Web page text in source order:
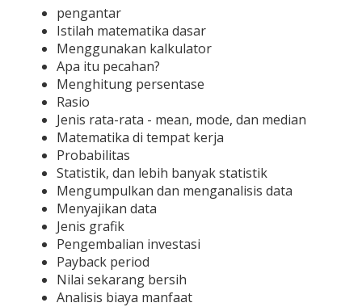
pengantar
Istilah matematika dasar
Menggunakan kalkulator
Apa itu pecahan?
Menghitung persentase
Rasio
Jenis rata-rata - mean, mode, dan median
Matematika di tempat kerja
Probabilitas
Statistik, dan lebih banyak statistik
Mengumpulkan dan menganalisis data
Menyajikan data
Jenis grafik
Pengembalian investasi
Payback period
Nilai sekarang bersih
Analisis biaya manfaat